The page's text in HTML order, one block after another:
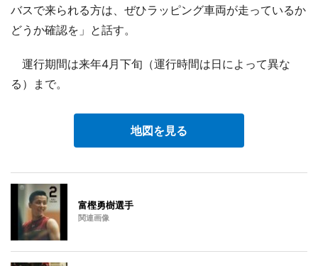
バスで来られる方は、ぜひラッピング車両が走っているか
どうか確認を」と話す。
運行期間は来年4月下旬（運行時間は日によって異な
る）まで。
地図を見る
富樫勇樹選手
関連画像